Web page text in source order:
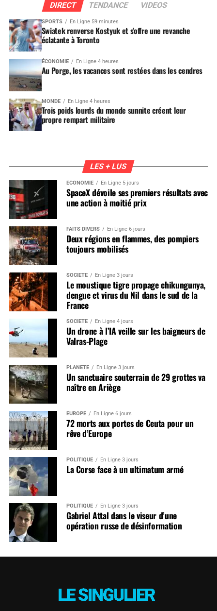
DIRECT TENDANCE VIDEOS
SPORTS En Ligne 59 minutes
Swiatek renverse Kostyuk et s’offre une revanche
éclatante à Toronto
ÉCONOMIE En Ligne 4 heures
Au Porge, les vacances sont restées dans les cendres
MONDE En Ligne 4 heures
Trois poids lourds du monde sunnite créent leur
propre rempart militaire
LES + LUS
ÉCONOMIE En Ligne 5 jours
SpaceX dévoile ses premiers résultats avec
une action à moitié prix
FAITS DIVERS En Ligne 6 jours
Deux régions en flammes, des pompiers
toujours mobilisés
SOCIÉTÉ En Ligne 3 jours
Le moustique tigre propage chikungunya,
dengue et virus du Nil dans le sud de la
France
SOCIÉTÉ En Ligne 4 jours
Un drone à l’IA veille sur les baigneurs de
Valras-Plage
PLANÈTE En Ligne 3 jours
Un sanctuaire souterrain de 29 grottes va
naître en Ariège
EUROPE En Ligne 6 jours
72 morts aux portes de Ceuta pour un
rêve d’Europe
POLITIQUE En Ligne 3 jours
La Corse face à un ultimatum armé
POLITIQUE En Ligne 3 jours
Gabriel Attal dans le viseur d’une
opération russe de désinformation